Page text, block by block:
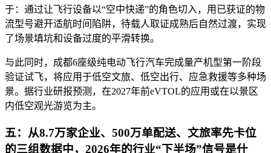
于：通过让飞行设备以“空中快递”的角色切入，用已获证的物
流型号避开适航时间陷阱，待载人取证成熟后自然过渡，实现
了场景填坑和设备过度的平滑转换。
与此同时，成都6座级纯电动飞行汽车完成量产机型第一阶段
验证试飞，将应用于低空文旅、低空出行、应急救援等多种场
景。据行业研报预测，在2027年前eVTOL的应用或在以景区
内低空观光游览为主。
五：从8.7万家企业、500万单配送、文旅率先卡位
的三组数据中，2026年的行业“下半场”信号是什